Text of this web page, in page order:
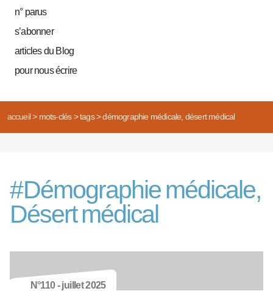
n° parus
s’abonner
articles du Blog
pour nous écrire
accueil> mots-clés> tags> démographie médicale, désert médical
#Démographie médicale,
Désert médical
N°110 - juillet 2025